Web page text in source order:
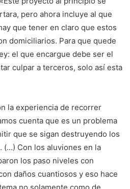
pero ahora incluye al que
que tener en claro que estos
domiciliarios. Para que quede
el que encargue debe ser el
culpar a terceros, solo así esta
la experiencia de recorrer
cuenta que es un problema
que se sigan destruyendo los
(…) Con los aluviones en la
los paso niveles con
daños cuantiosos y eso hace